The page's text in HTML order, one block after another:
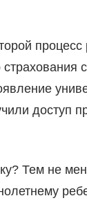
доступ
Тем не